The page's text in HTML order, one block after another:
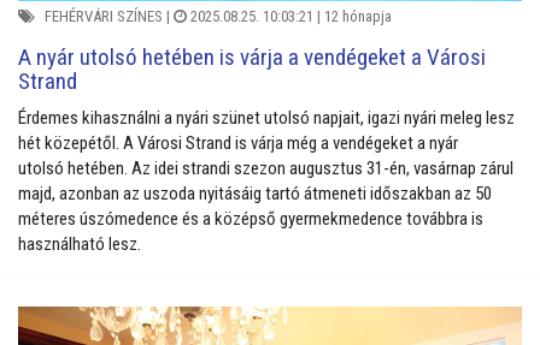
FEHÉRVÁRI SZÍNES | 2025.08.25. 10:03:21 | 12 hónapja
A nyár utolsó hetében is várja a vendégeket a Városi
Strand
Érdemes kihasználni a nyári szünet utolsó napjait, igazi nyári meleg lesz
hét közepétől. A Városi Strand is várja még a vendégeket a nyár
utolsó hetében. Az idei strandi szezon augusztus 31-én, vasárnap zárul
majd, azonban az uszoda nyitásáig tartó átmeneti időszakban az 50
méteres úszómedence és a középső gyermekmedence továbbra is
használható lesz.